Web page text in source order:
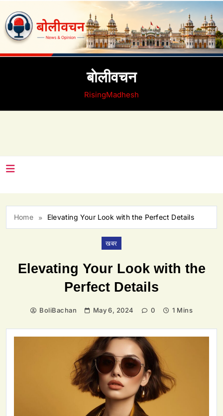
content
बाेलीवचन
RisingMadhesh
Home Elevating Your Look with the Perfect Details
खबर
Elevating Your Look with the
Perfect Details
BoliBachan May 6, 2024 0 1 Mins